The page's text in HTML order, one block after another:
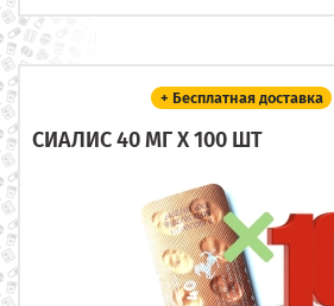
+ Бесплатная доставка
СИАЛИС 40 МГ X 100 ШТ